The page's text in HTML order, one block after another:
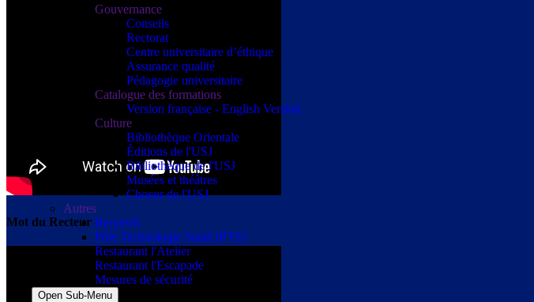
Gouvernance
Conseils
Rectorat
Centre universitaire d’éthique
Assurance qualité
Pédagogie universitaire
Catalogue des formations
Version française - English Version
Culture
Bibliothèque Orientale
Éditions de l'USJ
Bibliothèque de l'USJ
Musées et théâtres
Choeur de l'USJ
Autres
Berytech
Pôle Technologie Santé [PTS]
Restaurant l'Atelier
Restaurant l'Escapade
Mesures de sécurité
Open Sub-Menu
Mot du Recteur